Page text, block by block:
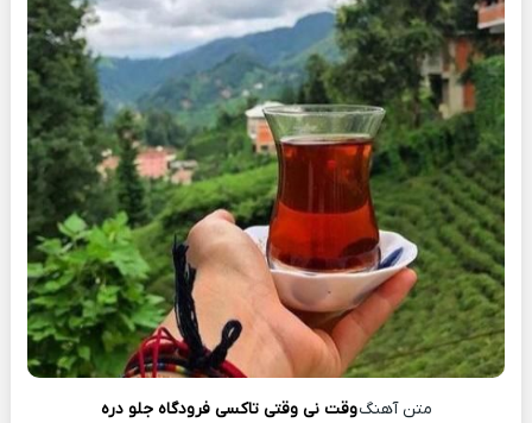
متن آهنگوقت نی وقتی تاکسی فرودگاه جلو دره